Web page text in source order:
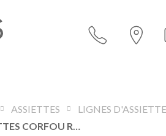
ASSIETTES
LIGNES
ASSIETTES CORFOU ROUGE